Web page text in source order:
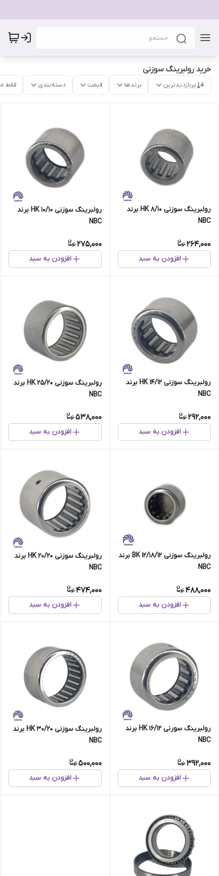
خرید رولبرینگ سوزنی
پربازدیدترین برندها قیمت دسته‌بندی فقط
رولبرینگ سوزنی HK 8/10 برند
NBC
264,000
افزودن به سبد
رولبرینگ سوزنی HK 10/10 برند
NBC
275,000
افزودن به سبد
رولبرینگ سوزنی HK 14/12 برند
NBC
292,000
افزودن به سبد
رولبرینگ سوزنی HK 25/20 برند
NBC
538,000
افزودن به سبد
رولبرینگ سوزنی BK 12/18/12 برند
NBC
488,000
افزودن به سبد
رولبرینگ سوزنی HK 20/20 برند
NBC
474,000
افزودن به سبد
رولبرینگ سورنی HK 16/12 برند
NBC
392,000
افزودن به سبد
رولبرینگ سوزنی HK 30/20 برند
NBC
500,000
افزودن به سبد